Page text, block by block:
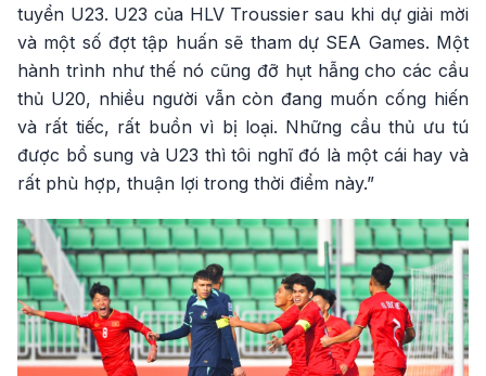
tuyển U23. U23 của HLV Troussier sau khi dự giải mời
và một số đợt tập huấn sẽ tham dự SEA Games. Một
hành trình như thế nó cũng đỡ hụt hẫng cho các cầu
thủ U20, nhiều người vẫn còn đang muốn cống hiến
và rất tiếc, rất buồn vì bị loại. Những cầu thủ ưu tú
được bổ sung và U23 thì tôi nghĩ đó là một cái hay và
rất phù hợp, thuận lợi trong thời điểm này.”